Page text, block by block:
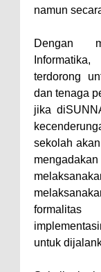
namun
Dengan
terdorong
dan tenaga
jika
sekolah
untuk